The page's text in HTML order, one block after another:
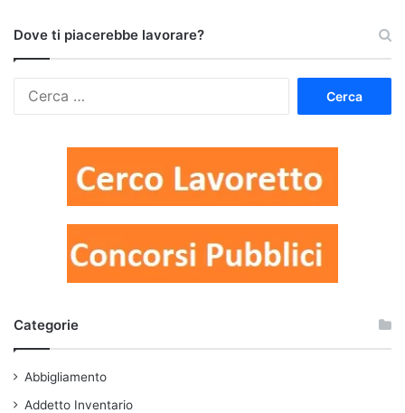
Dove ti piacerebbe lavorare?
Categorie
Abbigliamento
Addetto Inventario